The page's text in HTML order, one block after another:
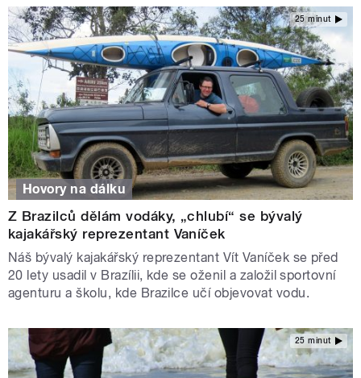
25 minut
Hovory na dálku
Z Brazilců dělám vodáky, „chlubí“ se bývalý
kajakářský reprezentant Vaníček
Náš bývalý kajakářský reprezentant Vít Vaníček se před
20 lety usadil v Brazílii, kde se oženil a založil sportovní
agenturu a školu, kde Brazilce učí objevovat vodu.
25 minut